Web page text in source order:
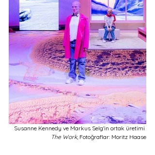
Susanne Kennedy ve Markus Selg'in ortak üretimi
The Work, Fotoğraflar: Moritz Haase